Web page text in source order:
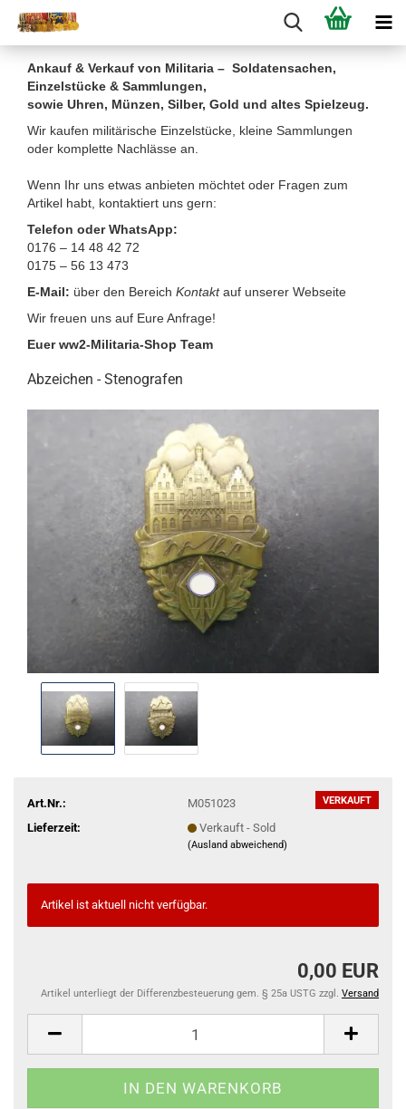
Ankauf & Verkauf von Militaria – Soldatensachen,
Einzelstücke & Sammlungen,
sowie Uhren, Münzen, Silber, Gold und altes Spielzeug.
Wir kaufen militärische Einzelstücke, kleine Sammlungen
oder komplette Nachlässe an.
Wenn Ihr uns etwas anbieten möchtet oder Fragen zum
Artikel habt, kontaktiert uns gern:
Telefon oder WhatsApp:
0176 – 14 48 42 72
0175 – 56 13 473
E-Mail: über den Bereich Kontakt auf unserer Webseite
Wir freuen uns auf Eure Anfrage!
Euer ww2-Militaria-Shop Team
Abzeichen - Stenografen
VERKAUFT
Art.Nr.:
M051023
Lieferzeit:
Verkauft - Sold
(Ausland abweichend)
Artikel ist aktuell nicht verfügbar.
0,00 EUR
Artikel unterliegt der Differenzbesteuerung gem. § 25a USTG zzgl. Versand